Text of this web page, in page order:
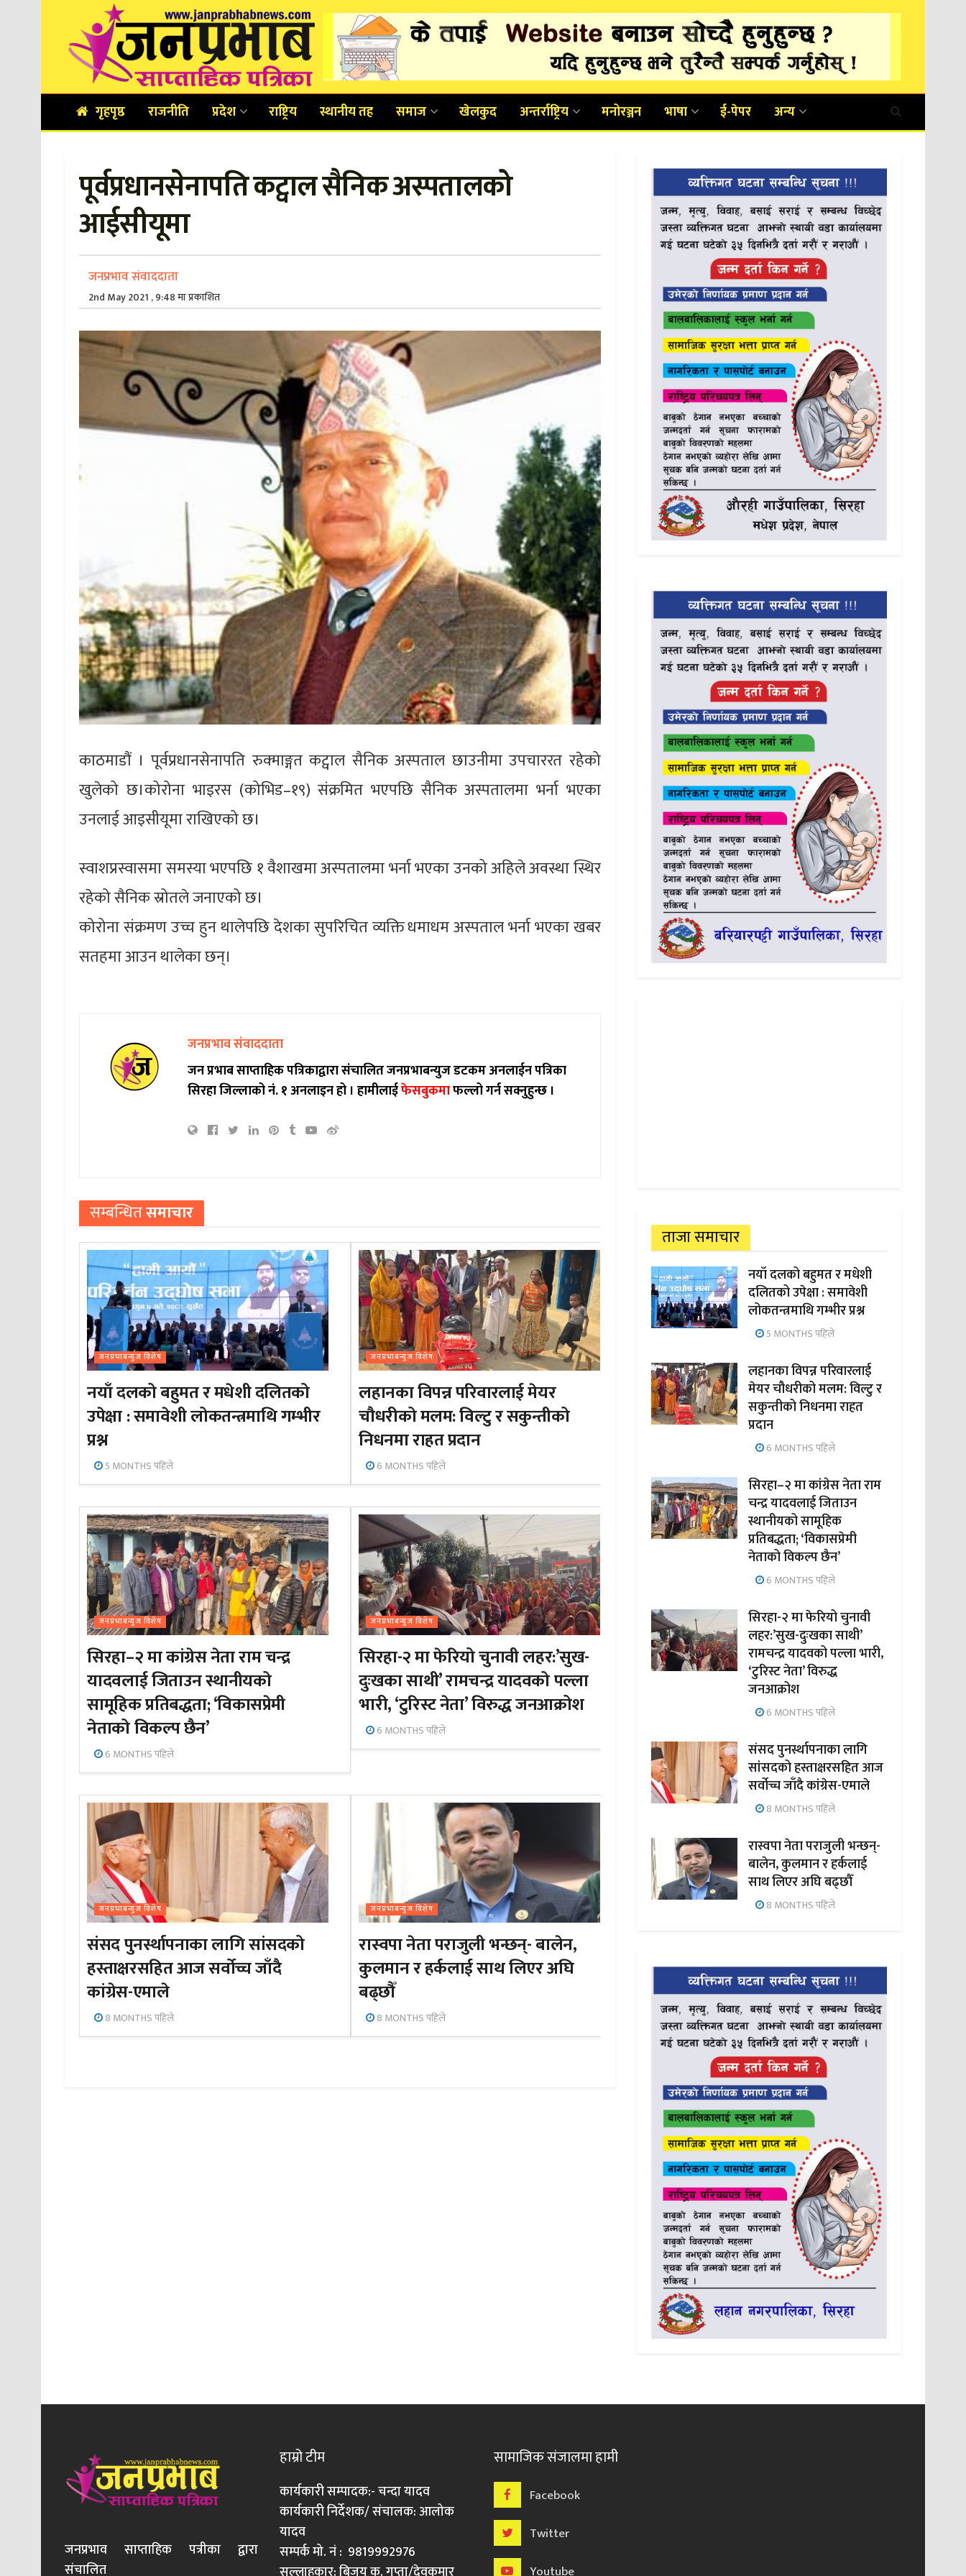
गृहपृष्ठ राजनीति प्रदेश राष्ट्रिय स्थानीय तह समाज खेलकुद अन्तर्राष्ट्रिय मनोरञ्जन भाषा ई-पेपर अन्य
पूर्वप्रधानसेनापति कट्वाल सैनिक अस्पतालको
आईसीयूमा
जनप्रभाव संवाददाता
2nd May 2021 , 9:48 मा प्रकाशित
काठमाडौं । पूर्वप्रधानसेनापति रुक्माङ्गत कट्वाल सैनिक अस्पताल छाउनीमा उपचाररत रहेको
खुलेको छ।कोरोना भाइरस (कोभिड–१९) संक्रमित भएपछि सैनिक अस्पतालमा भर्ना भएका
उनलाई आइसीयूमा राखिएको छ।
स्वाशप्रस्वासमा समस्या भएपछि १ वैशाखमा अस्पतालमा भर्ना भएका उनको अहिले अवस्था स्थिर
रहेको सैनिक स्रोतले जनाएको छ।
कोरोना संक्रमण उच्च हुन थालेपछि देशका सुपरिचित व्यक्ति धमाधम अस्पताल भर्ना भएका खबर
सतहमा आउन थालेका छन्।
जनप्रभाव संवाददाता
जन प्रभाब साप्ताहिक पत्रिकाद्वारा संचालित जनप्रभाबन्युज डटकम अनलाईन पत्रिका
सिरहा जिल्लाको नं. १ अनलाइन हो ।हामीलाईफेसबुकमाफल्लो गर्न सक्नुहुन्छ ।
सम्बन्धितसमाचार
जनप्रभाबन्युज विशेष
नयाँ दलको बहुमत र मधेशी दलितको
उपेक्षा : समावेशी लोकतन्त्रमाथि गम्भीर
प्रश्न
5 MONTHS पहिले
जनप्रभाबन्युज विशेष
लहानका विपन्न परिवारलाई मेयर
चौधरीको मलम: विल्टु र सकुन्तीको
निधनमा राहत प्रदान
6 MONTHS पहिले
जनप्रभाबन्युज विशेष
सिरहा–२ मा कांग्रेस नेता राम चन्द्र
यादवलाई जिताउन स्थानीयको
सामूहिक प्रतिबद्धता; ‘विकासप्रेमी
नेताको विकल्प छैन’
6 MONTHS पहिले
जनप्रभाबन्युज विशेष
सिरहा-२ मा फेरियो चुनावी लहर:’सुख-
दुःखका साथी’ रामचन्द्र यादवको पल्ला
भारी, ‘टुरिस्ट नेता’ विरुद्ध जनआक्रोश
6 MONTHS पहिले
जनप्रभाबन्युज विशेष
संसद पुनर्स्थापनाका लागि सांसदको
हस्ताक्षरसहित आज सर्वोच्च जाँदै
कांग्रेस-एमाले
8 MONTHS पहिले
जनप्रभाबन्युज विशेष
रास्वपा नेता पराजुली भन्छन्- बालेन,
कुलमान र हर्कलाई साथ लिएर अघि
बढ्छौँ
8 MONTHS पहिले
ताजा समाचार
नयाँ दलको बहुमत र मधेशी
दलितको उपेक्षा : समावेशी
लोकतन्त्रमाथि गम्भीर प्रश्न
5 MONTHS पहिले
लहानका विपन्न परिवारलाई
मेयर चौधरीको मलम: विल्टु र
सकुन्तीको निधनमा राहत
प्रदान
6 MONTHS पहिले
सिरहा–२ मा कांग्रेस नेता राम
चन्द्र यादवलाई जिताउन
स्थानीयको सामूहिक
प्रतिबद्धता; ‘विकासप्रेमी
नेताको विकल्प छैन’
6 MONTHS पहिले
सिरहा-२ मा फेरियो चुनावी
लहर:’सुख-दुःखका साथी’
रामचन्द्र यादवको पल्ला भारी,
‘टुरिस्ट नेता’ विरुद्ध
जनआक्रोश
6 MONTHS पहिले
संसद पुनर्स्थापनाका लागि
सांसदको हस्ताक्षरसहित आज
सर्वोच्च जाँदै कांग्रेस-एमाले
8 MONTHS पहिले
रास्वपा नेता पराजुली भन्छन्-
बालेन, कुलमान र हर्कलाई
साथ लिएर अघि बढ्छौँ
8 MONTHS पहिले
जनप्रभाव साप्ताहिक पत्रीका द्वारा
संचालित
हाम्रो टीम
कार्यकारी सम्पादक:- चन्दा यादव
कार्यकारी निर्देशक/ संचालक: आलोक
यादव
सम्पर्क मो. नं : 9819992976
सामाजिक संजालमा हामी
Facebook
Twitter
Youtube